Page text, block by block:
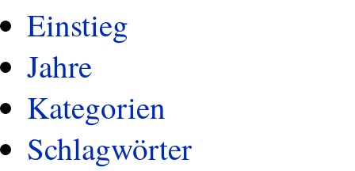
Einstieg
Jahre
Kategorien
Schlagwörter